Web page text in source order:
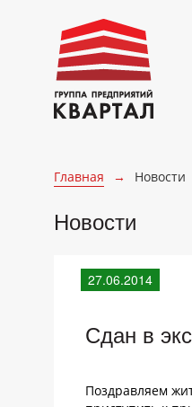
Главная → Новости
Новости
27.06.2014
Сдан в
Поздравляем